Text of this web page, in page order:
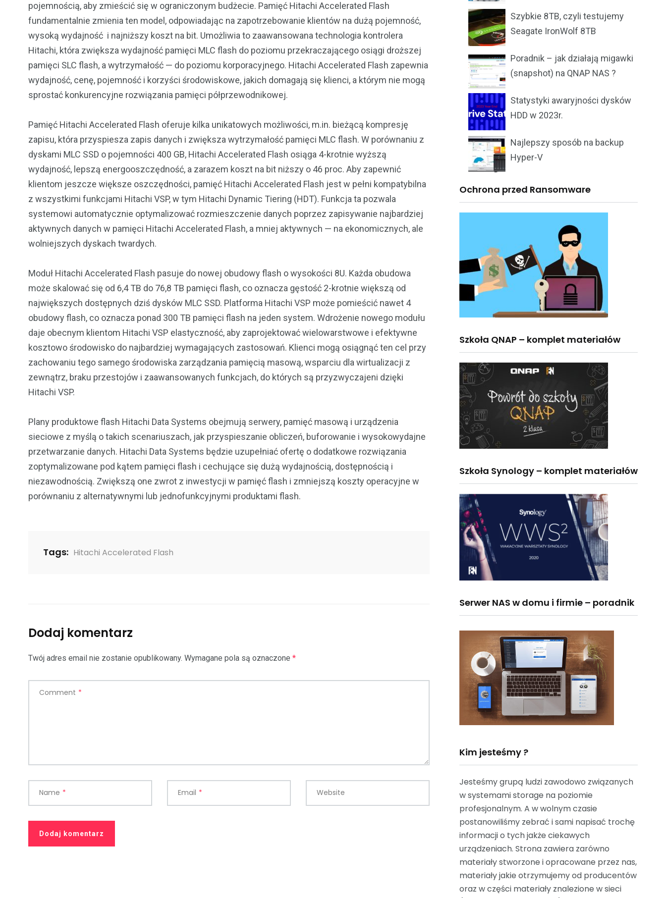
pojemnością, aby zmieścić się w ograniczonym budżecie. Pamięć Hitachi Accelerated Flash
fundamentalnie zmienia ten model, odpowiadając na zapotrzebowanie klientów na dużą pojemność,
wysoką wydajność i najniższy koszt na bit. Umożliwia to zaawansowana technologia kontrolera
Hitachi, która zwiększa wydajność pamięci MLC flash do poziomu przekraczającego osiągi droższej
pamięci SLC flash, a wytrzymałość — do poziomu korporacyjnego. Hitachi Accelerated Flash zapewnia
wydajność, cenę, pojemność i korzyści środowiskowe, jakich domagają się klienci, a którym nie mogą
sprostać konkurencyjne rozwiązania pamięci półprzewodnikowej.
Pamięć Hitachi Accelerated Flash oferuje kilka unikatowych możliwości, m.in. bieżącą kompresję
zapisu, która przyspiesza zapis danych i zwiększa wytrzymałość pamięci MLC flash. W porównaniu z
dyskami MLC SSD o pojemności 400 GB, Hitachi Accelerated Flash osiąga 4-krotnie wyższą
wydajność, lepszą energooszczędność, a zarazem koszt na bit niższy o 46 proc. Aby zapewnić
klientom jeszcze większe oszczędności, pamięć Hitachi Accelerated Flash jest w pełni kompatybilna
z wszystkimi funkcjami Hitachi VSP, w tym Hitachi Dynamic Tiering (HDT). Funkcja ta pozwala
systemowi automatycznie optymalizować rozmieszczenie danych poprzez zapisywanie najbardziej
aktywnych danych w pamięci Hitachi Accelerated Flash, a mniej aktywnych — na ekonomicznych, ale
wolniejszych dyskach twardych.
Moduł Hitachi Accelerated Flash pasuje do nowej obudowy flash o wysokości 8U. Każda obudowa
może skalować się od 6,4 TB do 76,8 TB pamięci flash, co oznacza gęstość 2-krotnie większą od
największych dostępnych dziś dysków MLC SSD. Platforma Hitachi VSP może pomieścić nawet 4
obudowy flash, co oznacza ponad 300 TB pamięci flash na jeden system. Wdrożenie nowego modułu
daje obecnym klientom Hitachi VSP elastyczność, aby zaprojektować wielowarstwowe i efektywne
kosztowo środowisko do najbardziej wymagających zastosowań. Klienci mogą osiągnąć ten cel przy
zachowaniu tego samego środowiska zarządzania pamięcią masową, wsparciu dla wirtualizacji z
zewnątrz, braku przestojów i zaawansowanych funkcjach, do których są przyzwyczajeni dzięki
Hitachi VSP.
Plany produktowe flash Hitachi Data Systems obejmują serwery, pamięć masową i urządzenia
sieciowe z myślą o takich scenariuszach, jak przyspieszanie obliczeń, buforowanie i wysokowydajne
przetwarzanie danych. Hitachi Data Systems będzie uzupełniać ofertę o dodatkowe rozwiązania
zoptymalizowane pod kątem pamięci flash i cechujące się dużą wydajnością, dostępnością i
niezawodnością. Zwiększą one zwrot z inwestycji w pamięć flash i zmniejszą koszty operacyjne w
porównaniu z alternatywnymi lub jednofunkcyjnymi produktami flash.
Tags: Hitachi Accelerated Flash
Dodaj komentarz
Twój adres email nie zostanie opublikowany. Wymagane pola są oznaczone *
Comment *
Name * Email * Website
Szybkie 8TB, czyli testujemy
Seagate IronWolf 8TB
Poradnik – jak działają migawki
(snapshot) na QNAP NAS ?
Statystyki awaryjności dysków
HDD w 2023r.
Najlepszy sposób na backup
Hyper-V
Ochrona przed Ransomware
Szkoła QNAP – komplet materiałów
Szkoła Synology – komplet materiałów
Serwer NAS w domu i firmie – poradnik
Kim jesteśmy ?
Jesteśmy grupą ludzi zawodowo związanych
w systemami storage na poziomie
profesjonalnym. A w wolnym czasie
postanowiliśmy zebrać i sami napisać trochę
informacji o tych jakże ciekawych
urządzeniach. Strona zawiera zarówno
materiały stworzone i opracowane przez nas,
materiały jakie otrzymujemy od producentów
oraz w części materiały znalezione w sieci